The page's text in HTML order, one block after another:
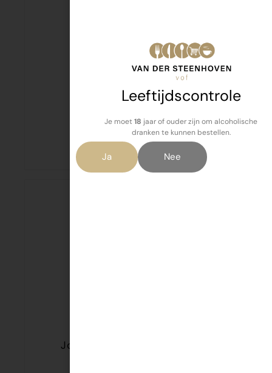
Varkenslever 110 gr
2,75
Johma Tonijn salade 175 gr
Leeftijdscontrole
Je moet18 jaar of ouder zijn om alcoholische
dranken te kunnen bestellen.
Ja Nee